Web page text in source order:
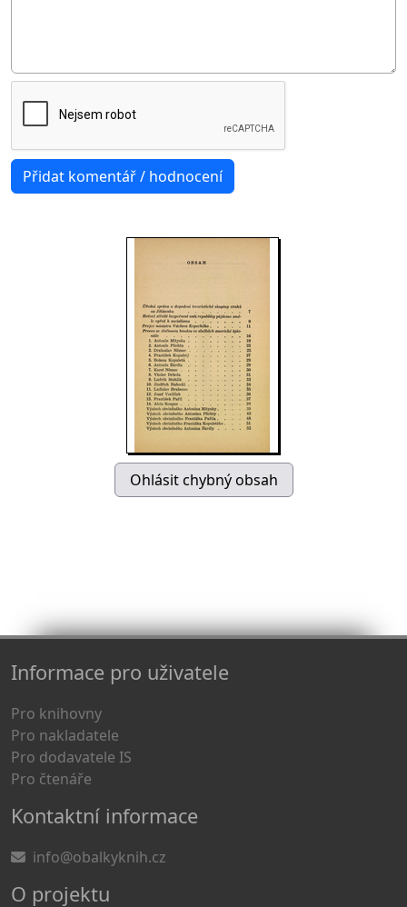
Informace pro uživatele
Pro knihovny
Pro nakladatele
Pro dodavatele IS
Pro čtenáře
Kontaktní informace
info@obalkyknih.cz
O projektu